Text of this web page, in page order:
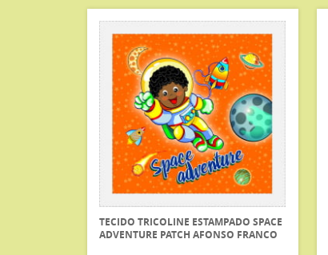
TECIDO TRICOLINE ESTAMPADO SPACE
ADVENTURE PATCH AFONSO FRANCO